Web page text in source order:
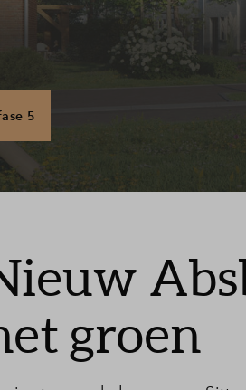
5
groen